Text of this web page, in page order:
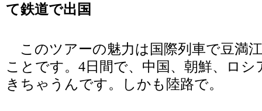
て鉄道で出国
このツアーの魅力は国際列車で豆満
ことです。4日間で、中国、朝鮮、ロ
きちゃうんです。しかも陸路で。